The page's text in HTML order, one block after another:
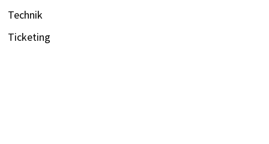
Technik
Ticketing